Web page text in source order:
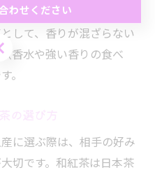
しみ、一口ずつ味わいの
して、香りが混ざらない
香水や強い香りの食べ
。
に選ぶ際は、相手の好み
切です。和紅茶は日本茶
わせください
わせください